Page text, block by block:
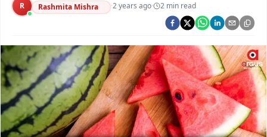
Argus Swaad Odisha
R Rashmita Mishra ·2 years ago· 2 min read